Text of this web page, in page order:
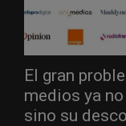
El gran
medios ya
sino su